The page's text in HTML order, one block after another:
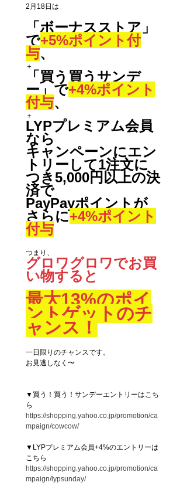
2月18日は
「ボーナスストア」
で+5%ポイント付
与、
＋
「買う買うサンデ
ー」で+4%ポイント
付与、
＋
LYPプレミアム会員
なら
キャンペーンにエン
トリーして1注文に
つき5,000円以上の決
済で
PayPayポイントが
さらに+4%ポイント
付与
つまり、
グロワグロワでお買
い物すると
最大13%のポイ
ントゲットのチ
ャンス！
一日限りのチャンスです。
お見逃しなく〜
▼買う！買う！サンデーエントリーはこち
ら
https://shopping.yahoo.co.jp/promotion/ca
mpaign/cowcow/
▼LYPプレミアム会員+4%のエントリーは
こちら
https://shopping.yahoo.co.jp/promotion/ca
mpaign/lypsunday/